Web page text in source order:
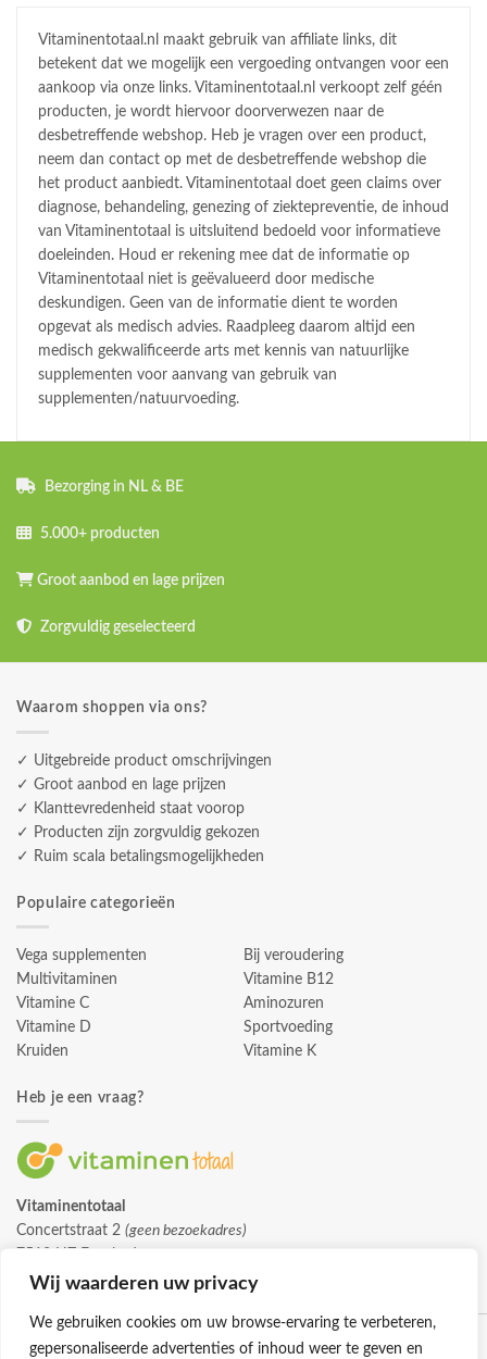
Wij waarderen uw privacy
We gebruiken cookies om uw browse-ervaring te verbeteren,
gepersonaliseerde advertenties of inhoud weer te geven en
Vitaminentotaal.nl maakt gebruik van affiliate links, dit
betekent dat we mogelijk een vergoeding ontvangen voor een
aankoop via onze links. Vitaminentotaal.nl verkoopt zelf géén
producten, je wordt hiervoor doorverwezen naar de
desbetreffende webshop. Heb je vragen over een product,
neem dan contact op met de desbetreffende webshop die
het product aanbiedt. Vitaminentotaal doet geen claims over
diagnose, behandeling, genezing of ziektepreventie, de inhoud
van Vitaminentotaal is uitsluitend bedoeld voor informatieve
doeleinden. Houd er rekening mee dat de informatie op
Vitaminentotaal niet is geëvalueerd door medische
deskundigen. Geen van de informatie dient te worden
opgevat als medisch advies. Raadpleeg daarom altijd een
medisch gekwalificeerde arts met kennis van natuurlijke
supplementen voor aanvang van gebruik van
supplementen/natuurvoeding.
Bezorging in NL & BE
5.000+ producten
Groot aanbod en lage prijzen
Zorgvuldig geselecteerd
Waarom shoppen via ons?
✓ Uitgebreide product omschrijvingen
✓ Groot aanbod en lage prijzen
✓ Klanttevredenheid staat voorop
✓ Producten zijn zorgvuldig gekozen
✓ Ruim scala betalingsmogelijkheden
Populaire categorieën
Vega supplementen
Multivitaminen
Vitamine C
Vitamine D
Kruiden
Bij veroudering
Vitamine B12
Aminozuren
Sportvoeding
Vitamine K
Heb je een vraag?
Vitaminentotaal
Concertstraat 2 (geen bezoekadres)
info@vitaminentotaal.nl